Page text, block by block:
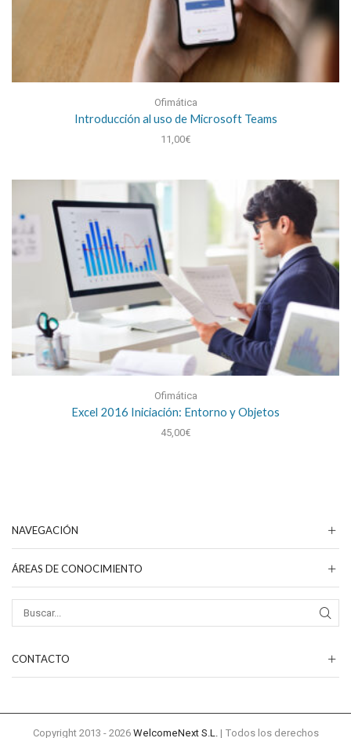
Ofimática
Introducción al uso de Microsoft Teams
11,00€
Ofimática
Excel 2016 Iniciación: Entorno y Objetos
45,00€
NAVEGACIÓN
ÁREAS DE CONOCIMIENTO
CONTACTO
Copyright 2013 - 2026 WelcomeNext S.L.| Todos los derechos